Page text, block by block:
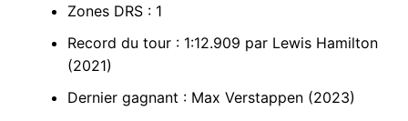
Zones DRS : 1
Record du tour : 1:12.909 par Lewis Hamilton
(2021)
Dernier gagnant : Max Verstappen (2023)